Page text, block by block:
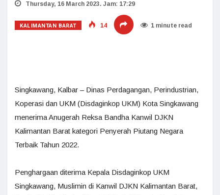
Thursday, 16 March 2023. Jam: 17:29
KALIMANTAN BARAT 14 1 minute read
Singkawang, Kalbar – Dinas Perdagangan, Perindustrian,
Koperasi dan UKM (Disdaginkop UKM) Kota Singkawang
menerima Anugerah Reksa Bandha Kanwil DJKN
Kalimantan Barat kategori Penyerah Piutang Negara
Terbaik Tahun 2022.
Penghargaan diterima Kepala Disdaginkop UKM
Singkawang, Muslimin di Kanwil DJKN Kalimantan Barat,